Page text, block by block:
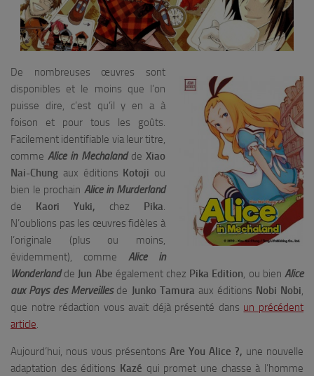
De nombreuses œuvres sont
disponibles et le moins que l’on
puisse dire, c’est qu’il y en a à
foison et pour tous les goûts.
Facilement identifiable via leur titre,
comme Alice in MechalanddeXiao
Nai-Chung aux éditions Kotoji ou
bien le prochain Alice in Murderland
de Kaori Yuki, chez Pika
N’oublions pas les œuvres fidèles à
l’originale (plus ou moins,
évidemment), comme Alice in
Wonderlandde Jun Abe également chez Pika Edition , ou bien Alice
aux Pays des Merveillesde Junko Tamura aux éditions Nobi Nobi
que notre rédaction vous avait déjà présenté dans un précédent
article
Aujourd’hui, nous vous présentons Are You Alice ?, une nouvelle
adaptation des éditions Kazé qui promet une chasse à l’homme